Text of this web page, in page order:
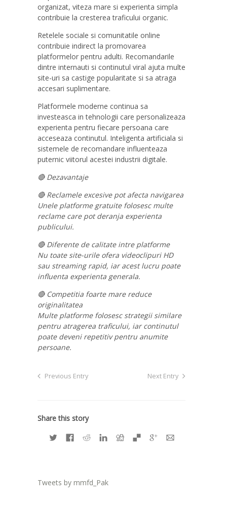
organizat, viteza mare si experienta simpla
contribuie la cresterea traficului organic.
Retelele sociale si comunitatile online
contribuie indirect la promovarea
platformelor pentru adulti. Recomandarile
dintre internauti si continutul viral ajuta multe
site-uri sa castige popularitate si sa atraga
accesari suplimentare.
Platformele moderne continua sa
investeasca in tehnologii care personalizeaza
experienta pentru fiecare persoana care
acceseaza continutul. Inteligenta artificiala si
sistemele de recomandare influenteaza
puternic viitorul acestei industrii digitale.
🔴 Dezavantaje
🔴 Reclamele excesive pot afecta navigarea
Unele platforme gratuite folosesc multe
reclame care pot deranja experienta
publicului.
🔴 Diferente de calitate intre platforme
Nu toate site-urile ofera videoclipuri HD
sau streaming rapid, iar acest lucru poate
influenta experienta generala.
🔴 Competitia foarte mare reduce
originalitatea
Multe platforme folosesc strategii similare
pentru atragerea traficului, iar continutul
poate deveni repetitiv pentru anumite
persoane.
Previous Entry Next Entry
Share this story
Tweets by mmfd_Pak